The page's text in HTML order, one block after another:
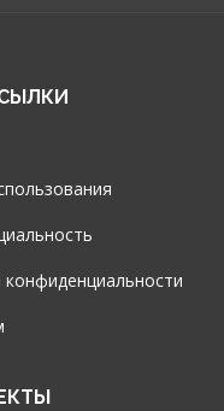
конфиденциальности